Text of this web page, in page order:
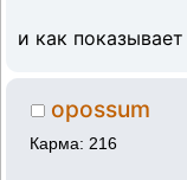
и как
opossum
Карма: 216